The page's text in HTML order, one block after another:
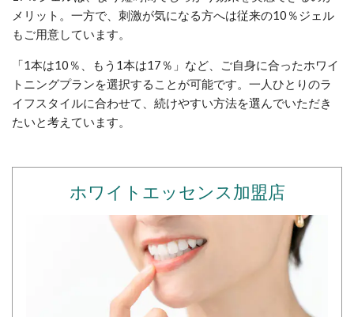
メリット。一方で、刺激が気になる方へは従来の10％ジェル
もご用意しています。
「1本は10％、もう1本は17％」など、ご自身に合ったホワイ
トニングプランを選択することが可能です。一人ひとりのラ
イフスタイルに合わせて、続けやすい方法を選んでいただき
たいと考えています。
ホワイトエッセンス加盟店